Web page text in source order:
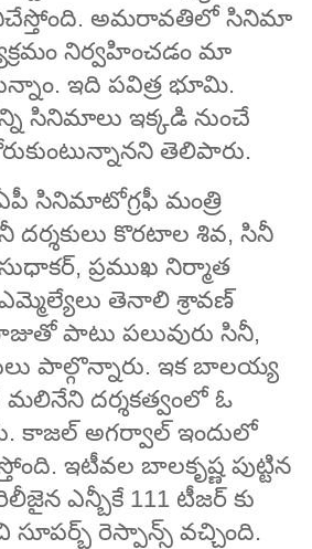
అమరావతిలో సినిమా
నిర్వహించడం మా
ఇది పవిత్ర భూమి.
సినిమాలు ఇక్కడి నుంచే
తెలిపారు.
సినిమాటోగ్రఫీ మంత్రి
దర్శకులు కొరటాల శివ, సినీ
ప్రముఖ నిర్మాత
తెనాలి శ్రావణ్
పాటు పలువురు సినీ,
పాల్గొన్నారు. ఇక బాలయ్య
మలినేని దర్శకత్వంలో ఓ
కాజల్ అగర్వాల్ ఇందులో
ఇటీవల బాలకృష్ణ పుట్టిన
ఎన్బీకే 111 టీజర్ కు
రెస్పాన్స్ వచ్చింది.